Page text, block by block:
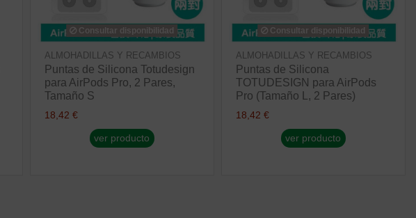
Consultar disponibilidad
ALMOHADILLAS Y RECAMBIOS
Puntas de Silicona Totudesign
para AirPods Pro, 2 Pares,
Tamaño S
18,42 €
ver producto
Consultar disponibilidad
ALMOHADILLAS Y RECAMBIOS
Puntas de Silicona
TOTUDESIGN para AirPods
Pro (Tamaño L, 2 Pares)
18,42 €
ver producto